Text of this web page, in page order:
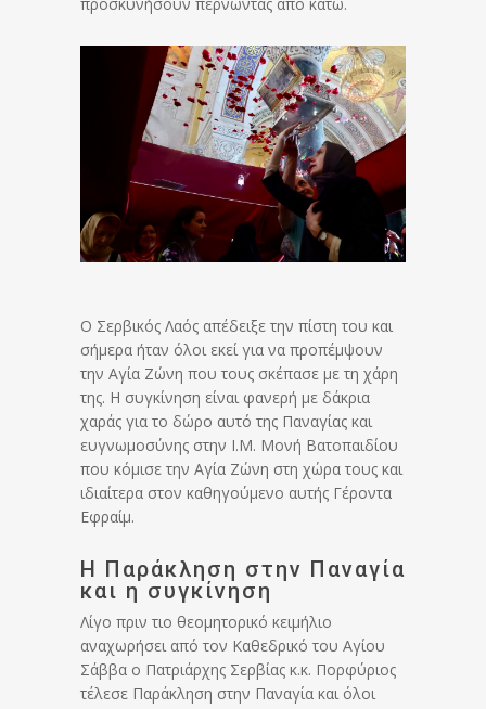
Ο Σερβικός Λαός απέδειξε την πίστη του και
σήμερα ήταν όλοι εκεί για να προπέμψουν
την Αγία Ζώνη που τους σκέπασε με τη χάρη
της. Η συγκίνηση είναι φανερή με δάκρια
χαράς για το δώρο αυτό της Παναγίας και
ευγνωμοσύνης στην Ι.Μ. Μονή Βατοπαιδίου
που κόμισε την Αγία Ζώνη στη χώρα τους και
ιδιαίτερα στον καθηγούμενο αυτής Γέροντα
Εφραίμ.
Η Παράκληση στην Παναγία
και η συγκίνηση
Λίγο πριν τιο θεομητορικό κειμήλιο
αναχωρήσει από τον Καθεδρικό του Αγίου
Σάββα ο Πατριάρχης Σερβίας κ.κ. Πορφύριος
τέλεσε Παράκληση στην Παναγία και όλοι